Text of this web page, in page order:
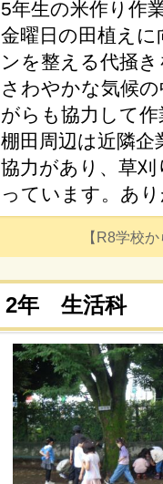
5年生の米作り作
金曜日の田植え
ンを整える代掻
さわやかな気候
がらも協力して
棚田周辺は近隣
協力があり、草
っています。あ
【R8学校
2年 生活科